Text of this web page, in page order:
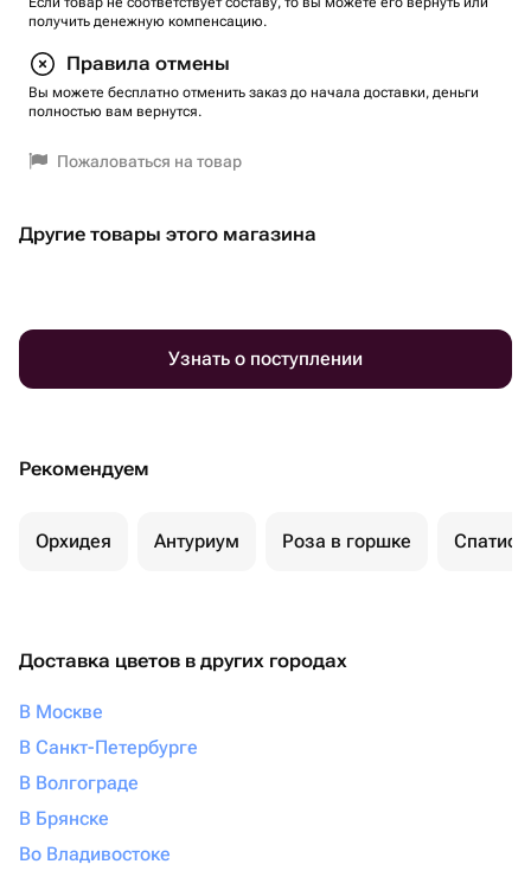
получить денежную компенсацию.
Правила отмены
Вы можете бесплатно отменить заказ до начала доставки, деньги
полностью вам вернутся.
Пожаловаться на товар
Другие товары этого магазина
Узнать о поступлении
Рекомендуем
Орхидея Антуриум Роза в горшке
Доставка цветов в других городах
В Москве
В Санкт-Петербурге
В Волгограде
В Брянске
Во Владивостоке